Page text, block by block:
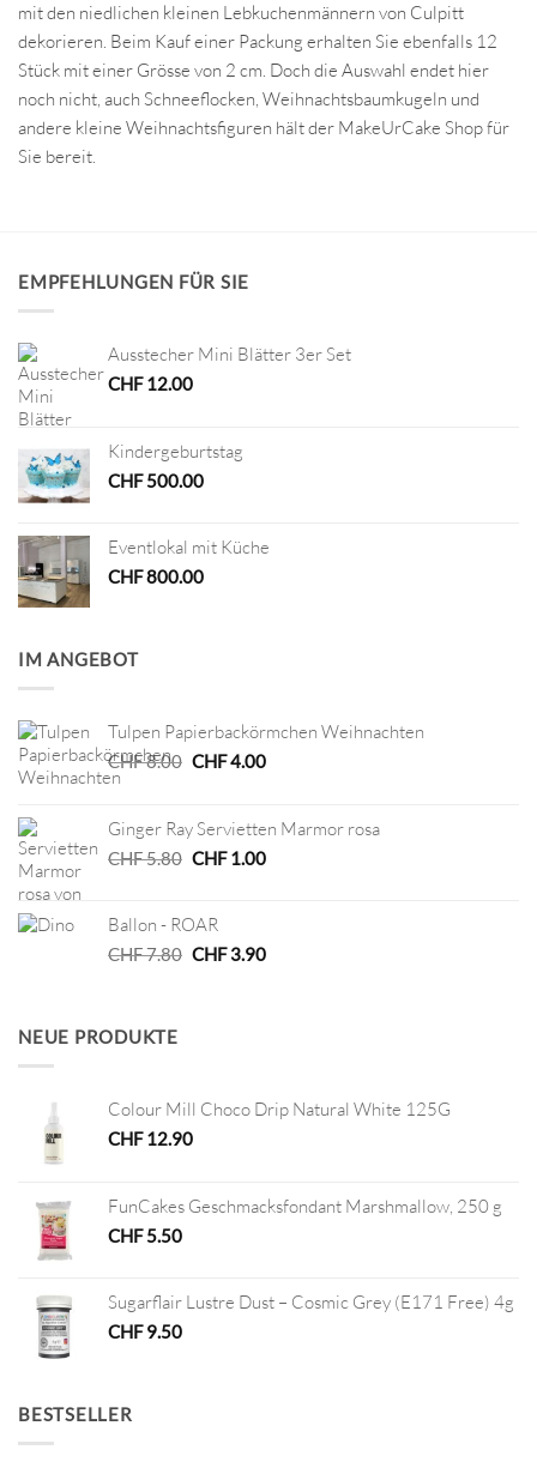
mit den niedlichen kleinen Lebkuchenmännern von Culpitt
dekorieren. Beim Kauf einer Packung erhalten Sie ebenfalls 12
Stück mit einer Grösse von 2 cm. Doch die Auswahl endet hier
noch nicht, auch Schneeflocken, Weihnachtsbaumkugeln und
andere kleine Weihnachtsfiguren hält der MakeUrCake Shop für
Sie bereit.
EMPFEHLUNGEN FÜR SIE
Ausstecher Mini Blätter 3er Set
CHF12.00
Kindergeburtstag
CHF500.00
Eventlokal mit Küche
CHF800.00
IM ANGEBOT
Tulpen Papierbackörmchen Weihnachten
CHF8.00 Ursprünglicher
CHF 8.00
CHF4.00Aktueller
CHF 4.00.
Ginger Ray Servietten Marmor rosa
CHF5.80 Ursprünglicher
CHF 5.80
CHF1.00Aktueller
Ballon - ROAR
CHF7.80 Ursprünglicher
CHF3.90Aktueller
NEUE PRODUKTE
Colour Mill Choco Drip Natural White 125G
CHF12.90
FunCakes Geschmacksfondant Marshmallow, 250 g
CHF5.50
Sugarflair Lustre Dust – Cosmic Grey (E171 Free) 4g
CHF9.50
BESTSELLER